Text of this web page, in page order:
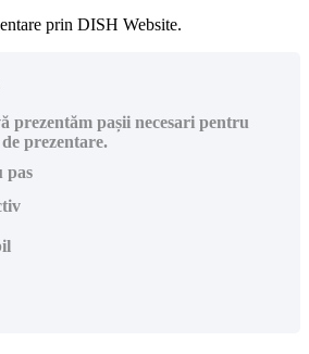
prin DISH Website.
prezentăm pașii necesari pentru
prezentare.
pas